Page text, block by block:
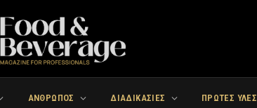
ΑΝΘΡΩΠΟΣ ΔΙΑΔΙΚΑΣΙΕΣ ΠΡΩΤΕΣ ΥΛΕΣ